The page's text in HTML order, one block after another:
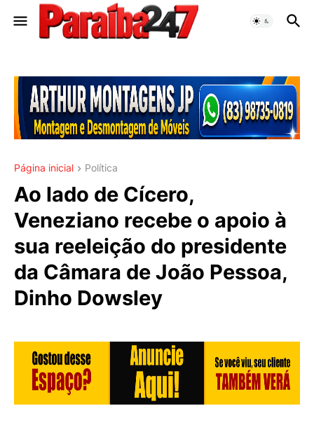
Página inicial Política
Ao lado de Cícero,
Veneziano recebe o apoio à
sua reeleição do presidente
da Câmara de João Pessoa,
Dinho Dowsley